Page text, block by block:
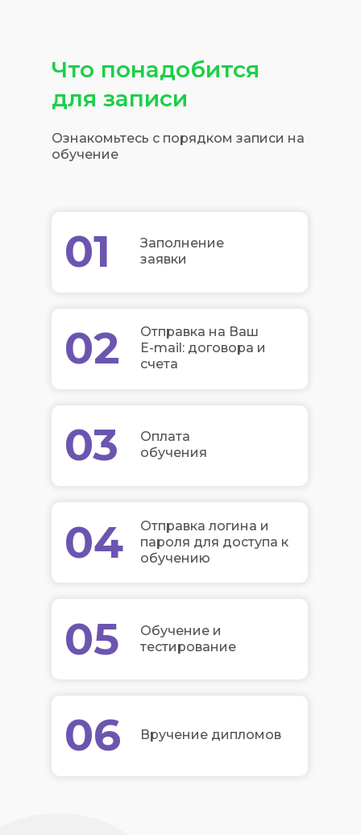
Что понадобится
для записи
Ознакомьтесь с порядком записи на
обучение
01
02
03
04
05
06
Заполнение
заявки
Отправка на Ваш
E-mail: договора и
счета
Оплата
обучения
Отправка логина и
пароля для доступа к
обучению
Обучение и
тестирование
Вручение дипломов